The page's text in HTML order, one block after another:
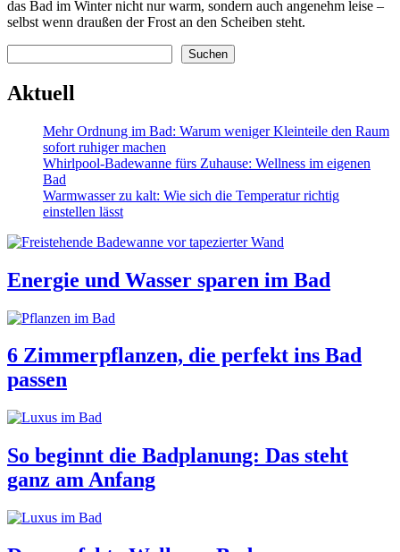
das Bad im Winter nicht nur warm, sondern auch angenehm leise –
selbst wenn draußen der Frost an den Scheiben steht.
Suchen
Aktuell
Mehr Ordnung im Bad: Warum weniger Kleinteile den Raum
sofort ruhiger machen
Whirlpool-Badewanne fürs Zuhause: Wellness im eigenen
Bad
Warmwasser zu kalt: Wie sich die Temperatur richtig
einstellen lässt
Energie und Wasser sparen im Bad
6 Zimmerpflanzen, die perfekt ins Bad
passen
So beginnt die Badplanung: Das steht
ganz am Anfang